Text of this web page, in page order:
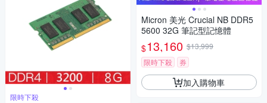
限時下殺
Micron 美光 Crucial NB DDR5
5600 32G 筆記型記憶體
$13,160 $13,999
限時下殺
券
加入購物車